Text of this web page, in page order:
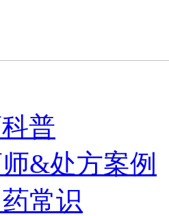
普
&处方案例
常识